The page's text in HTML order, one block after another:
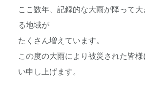
ここ数年、記録的な大雨が降って
る地域が
たくさん増えています。
この度の大雨により被災された皆
い申し上げます。